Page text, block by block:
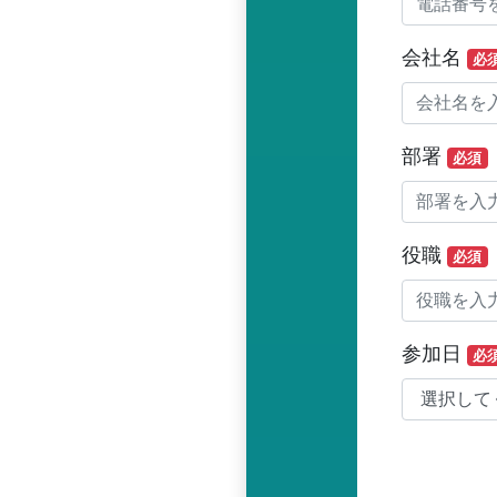
会社名 必
部署 必須
役職 必須
参加日 必